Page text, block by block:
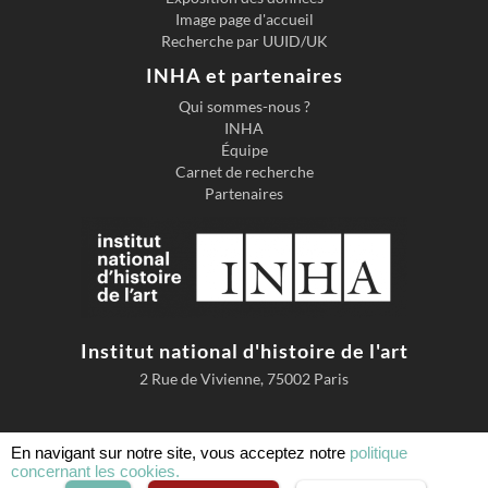
Image page d'accueil
Recherche par UUID/UK
INHA et partenaires
Qui sommes-nous ?
INHA
Équipe
Carnet de recherche
Partenaires
Institut national d'histoire de l'art
2 Rue de Vivienne, 75002 Paris
Accessibilité
En navigant sur notre site, vous acceptez notre politique
concernant les cookies.